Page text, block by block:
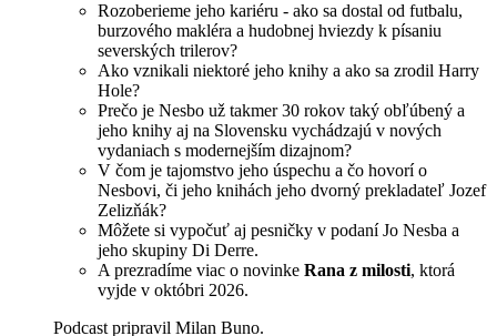
Rozoberieme jeho kariéru - ako sa dostal od futbalu,
burzového makléra a hudobnej hviezdy k písaniu
severských trilerov?
Ako vznikali niektoré jeho knihy a ako sa zrodil Harry
Hole?
Prečo je Nesbo už takmer 30 rokov taký obľúbený a
jeho knihy aj na Slovensku vychádzajú v nových
vydaniach s modernejším dizajnom?
V čom je tajomstvo jeho úspechu a čo hovorí o
Nesbovi, či jeho knihách jeho dvorný prekladateľ Jozef
Zelizňák?
Môžete si vypočuť aj pesničky v podaní Jo Nesba a
jeho skupiny Di Derre.
A prezradíme viac o novinke Rana z milosti, ktorá
vyjde v októbri 2026.
Podcast pripravil Milan Buno.